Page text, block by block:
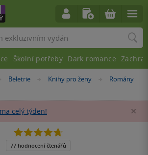
»
Beletrie »
Knihy pro ženy »
Romány
celý týden!
4.7
5
77 hodnocení čtenářů
Školní potřeby Dark romance